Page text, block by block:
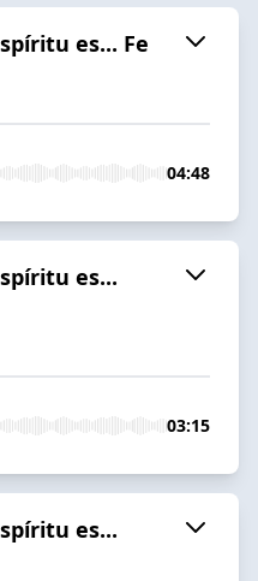
es... Fe
04:48
es...
03:15
es...